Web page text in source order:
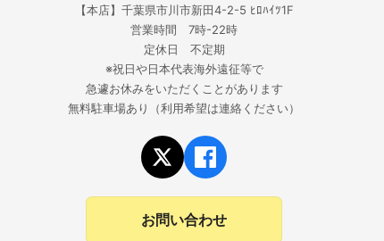
【本店】千葉県市川市新田4-2-5 ﾋﾛﾊｲﾂ1F
営業時間 7時-22時
定休日 不定期
※祝日や日本代表海外遠征等で
急遽お休みをいただくことがあります
無料駐車場あり（利用希望は連絡ください）
お問い合わせ